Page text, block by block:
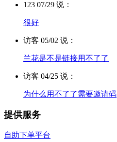
123 07/29 说：
很好
访客 05/02 说：
兰花是不是链接用不了了
访客 04/25 说：
为什么用不了了需要邀请码
提供服务
自助下单平台